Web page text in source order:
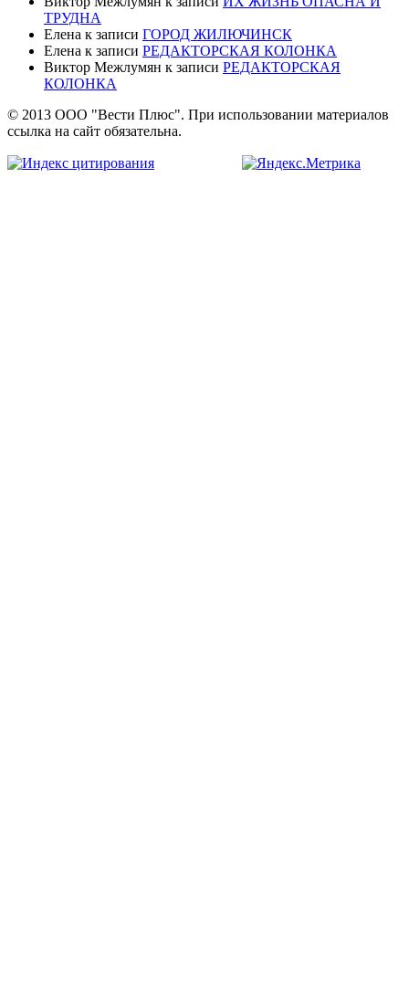
ТРУДНА
Елена к записи ГОРОД ЖИЛЮЧИНСК
Елена к записи РЕДАКТОРСКАЯ КОЛОНКА
Виктор Межлумян к записи РЕДАКТОРСКАЯ
КОЛОНКА
© 2013 ООО "Вести Плюс". При использовании материалов
ссылка на сайт обязательна.